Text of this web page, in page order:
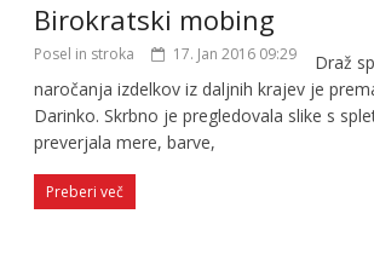
Birokratski mobing
Posel in stroka 17. Jan 2016 09:29
Draž
naročanja izdelkov iz daljnih krajev je
Darinko. Skrbno je pregledovala slike s
preverjala mere, barve,
Preberi več